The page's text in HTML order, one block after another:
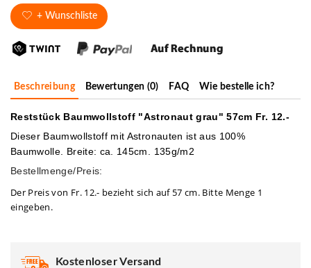
+ Wunschliste
Beschreibung Bewertungen (0) FAQ Wie bestelle ich?
Reststück Baumwollstoff "Astronaut grau" 57cm Fr. 12.-
Dieser Baumwollstoff mit Astronauten ist aus 100%
Baumwolle. Breite: ca. 145cm. 135g/m2
Bestellmenge/Preis:
Der Preis von Fr. 12.- bezieht sich auf 57 cm. Bitte Menge 1
eingeben.
Kostenloser Versand